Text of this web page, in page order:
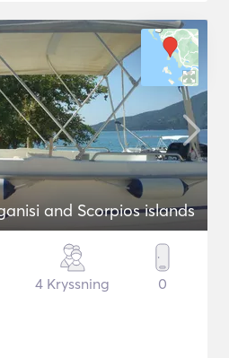
and Scorpios islands
4 Kryssning 0